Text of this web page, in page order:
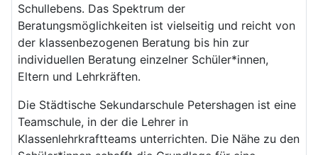
Schullebens. Das Spektrum der
Beratungsmöglichkeiten ist vielseitig und reicht von
der klassenbezogenen Beratung bis hin zur
individuellen Beratung einzelner Schüler*innen,
Eltern und Lehrkräften.
Die Städtische Sekundarschule Petershagen ist eine
Teamschule, in der die Lehrer in
Klassenlehrkraftteams unterrichten. Die Nähe zu den